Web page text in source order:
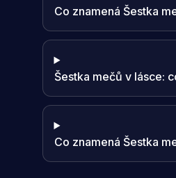
Co znamená Šestka
Šestka mečů v lásce:
Co znamená Šestka